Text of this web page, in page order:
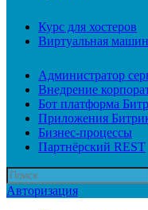
Курс для хостеров
Виртуальная
Администратор
Внедрение
Бот платформа
Приложения
Бизнес-процессы
Партнёрский REST
Авторизация